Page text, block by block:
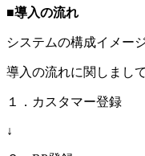
■導入の流れ
システムの構成イメー
導入の流れに関しまして
１．カスタマー登録
↓